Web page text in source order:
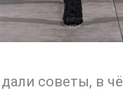
советы, в